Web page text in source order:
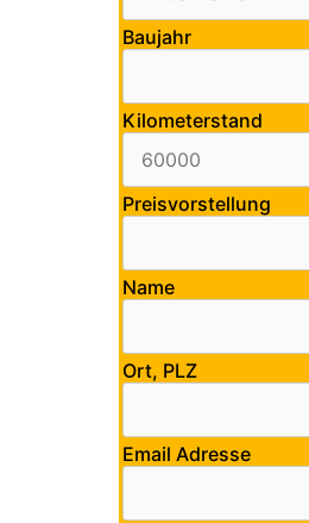
Baujahr
Kilometerstand
Preisvorstellung
Name
Ort, PLZ
Email Adresse